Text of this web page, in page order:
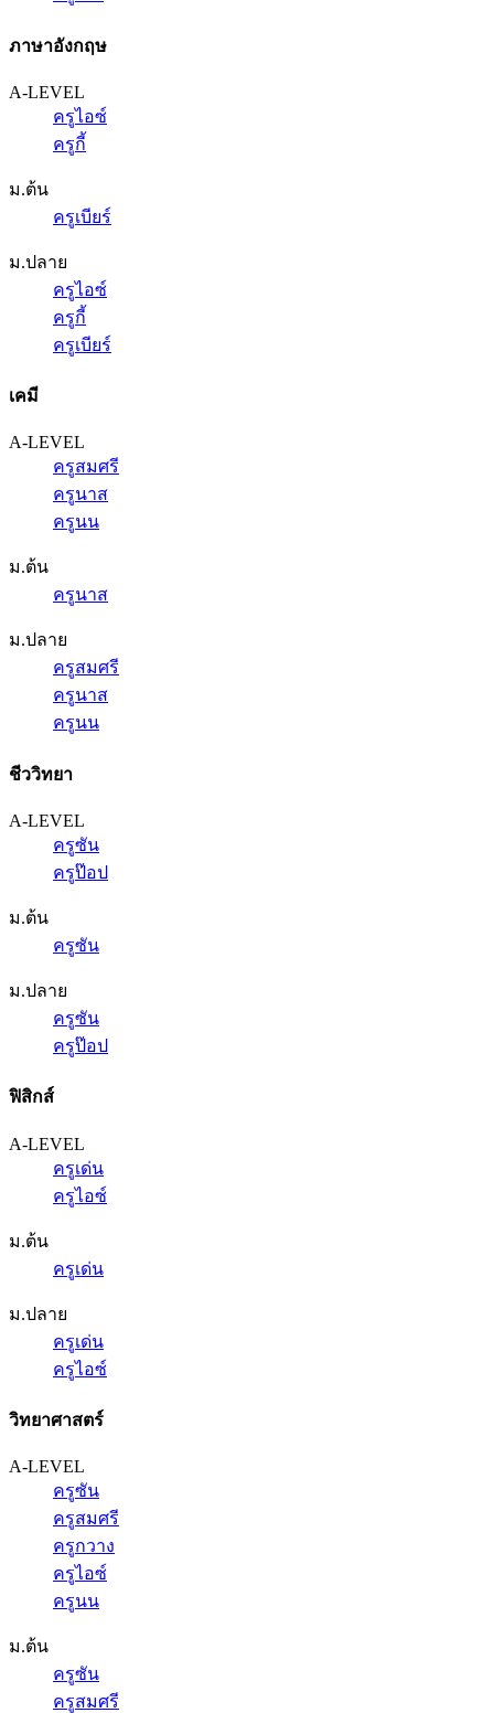
ภาษาอังกฤษ
A-LEVEL
ครูไอซ์
ครูกี้
ม.ต้น
ครูเบียร์
ม.ปลาย
ครูไอซ์
ครูกี้
ครูเบียร์
เคมี
A-LEVEL
ครูสมศรี
ครูนาส
ครูนน
ม.ต้น
ครูนาส
ม.ปลาย
ครูสมศรี
ครูนาส
ครูนน
ชีววิทยา
A-LEVEL
ครูซัน
ครูป๊อป
ม.ต้น
ครูซัน
ม.ปลาย
ครูซัน
ครูป๊อป
ฟิสิกส์
A-LEVEL
ครูเด่น
ครูไอซ์
ม.ต้น
ครูเด่น
ม.ปลาย
ครูเด่น
ครูไอซ์
วิทยาศาสตร์
A-LEVEL
ครูซัน
ครูสมศรี
ครูกวาง
ครูไอซ์
ครูนน
ม.ต้น
ครูซัน
ครูสมศรี